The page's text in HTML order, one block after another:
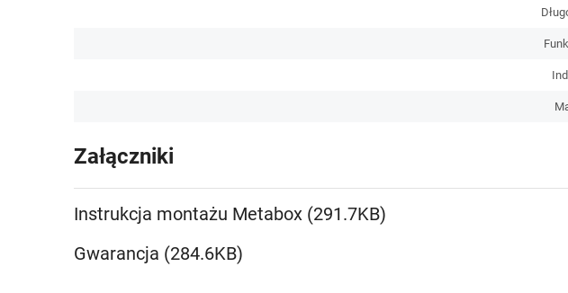
Załączniki
Instrukcja montażu Metabox (291.7KB)
Gwarancja (284.6KB)